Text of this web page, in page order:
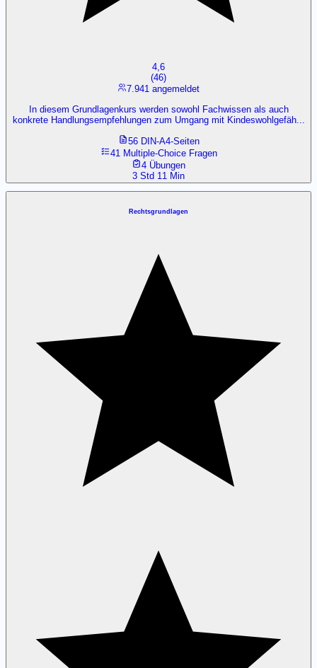
4,6
(46)
7.941 angemeldet
In diesem Grundlagenkurs werden sowohl Fachwissen als auch
konkrete Handlungsempfehlungen zum Umgang mit Kindeswohlgefäh...
56 DIN-A4-Seiten
41 Multiple-Choice Fragen
4 Übungen
3 Std 11 Min
Rechtsgrundlagen